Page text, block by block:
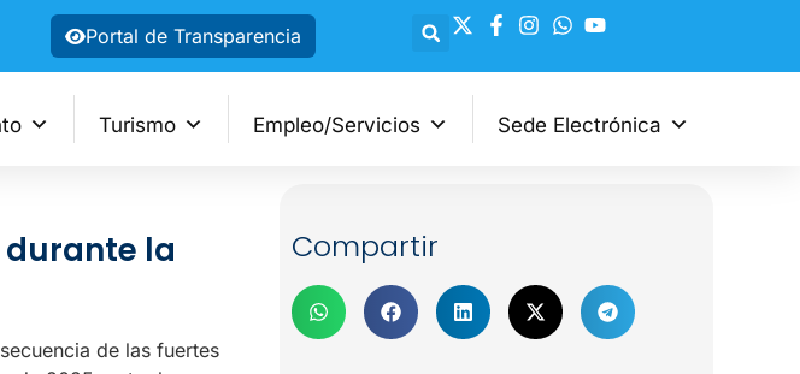
Portal de Transparencia
Turismo Empleo/Servicios Sede Electrónica
la
de las fuertes
Compartir